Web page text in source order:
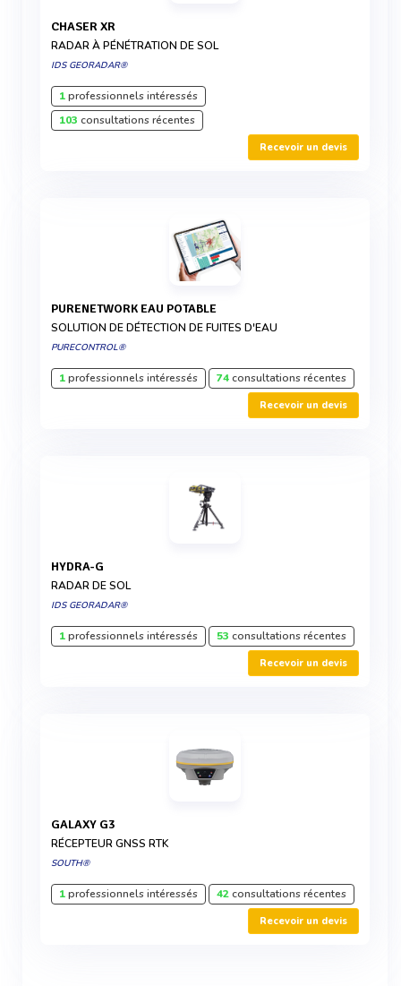
CHASER XR
RADAR À PÉNÉTRATION DE SOL
IDS GEORADAR®
1professionnels intéressés
103 consultations récentes
Recevoir un devis
PURENETWORK EAU POTABLE
SOLUTION DE DÉTECTION DE FUITES D'EAU
PURECONTROL®
1professionnels intéressés 74consultations récentes
Recevoir un devis
HYDRA-G
RADAR DE SOL
IDS GEORADAR®
1professionnels intéressés 53 consultations récentes
Recevoir un devis
GALAXY G3
RÉCEPTEUR GNSS RTK
SOUTH®
1professionnels intéressés 42consultations récentes
Recevoir un devis